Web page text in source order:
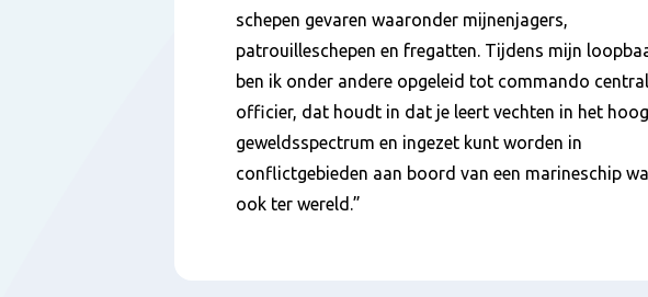
schepen gevaren waaronder mijnenjagers,
patrouilleschepen en fregatten. Tijdens mijn
ben ik onder andere opgeleid tot commando
officier, dat houdt in dat je leert vechten in het
geweldsspectrum en ingezet kunt worden in
conflictgebieden aan boord van een marineschip
ook ter wereld.”